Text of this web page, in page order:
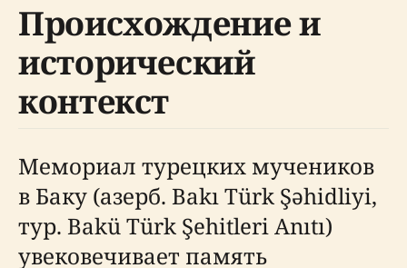
Происхождение и
исторический
контекст
Мемориал турецких мучеников
в Баку (азерб. Bakı Türk Şəhidliyi,
тур. Bakü Türk Şehitleri Anıtı)
увековечивает память